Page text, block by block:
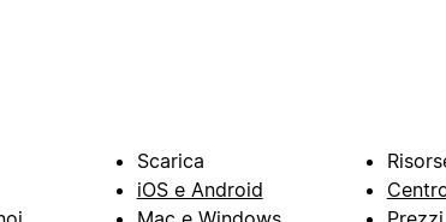
Scarica
iOS e Android